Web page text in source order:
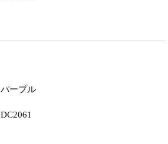
パープル
DC2061